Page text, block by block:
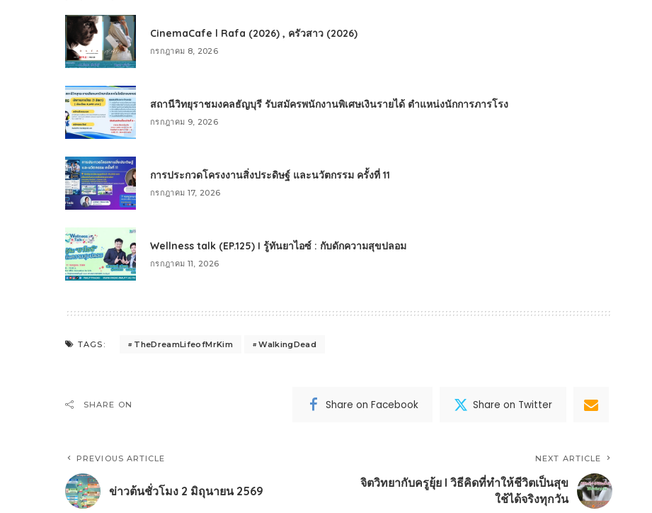
CinemaCafe l Rafa (2026) , ครัวสาว (2026)
กรกฎาคม 8, 2026
สถานีวิทยุราชมงคลธัญบุรี รับสมัครพนักงานพิเศษเงินรายได้ ตำแหน่งนักการภารโรง
กรกฎาคม 9, 2026
การประกวดโครงงานสิ่งประดิษฐ์ และนวัตกรรม ครั้งที่ 11
กรกฎาคม 17, 2026
Wellness talk (EP.125) I รู้ทันยาไอซ์ : กับดักความสุขปลอม
กรกฎาคม 11, 2026
TAGS: TheDreamLifeofMrKim WalkingDead
SHARE ON Share on Facebook Share on Twitter
PREVIOUS ARTICLE
ข่าวต้นชั่วโมง 2 มิถุนายน 2569
NEXT ARTICLE
จิตวิทยากับครูยุ้ย l วิธีคิดที่ทำให้ชีวิตเป็นสุข
ใช้ได้จริงทุกวัน